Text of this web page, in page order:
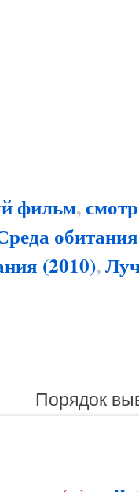
фильм,
обитания
(2010),
Порядок